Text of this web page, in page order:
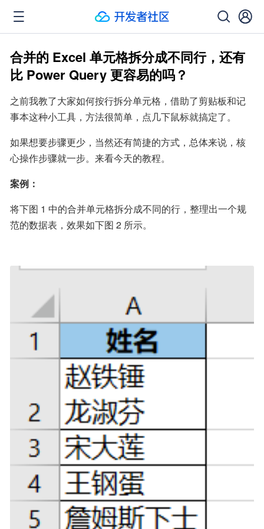
合并的 Excel 单元格拆分成不同行，还有
比 Power Query 更容易的吗？
之前我教了大家如何按行拆分单元格，借助了剪贴板和记
事本这种小工具，方法很简单，点几下鼠标就搞定了。
如果想要步骤更少，当然还有简捷的方式，总体来说，核
心操作步骤就一步。来看今天的教程。
案例：
将下图 1 中的合并单元格拆分成不同的行，整理出一个规
范的数据表，效果如下图 2 所示。